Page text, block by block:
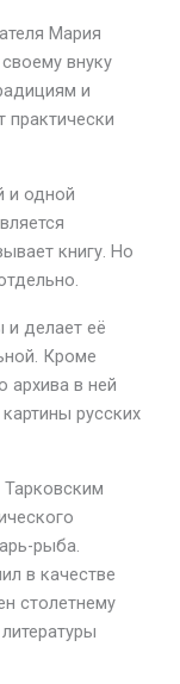
Мария
внуку
и
практически
и одной
книгу. Но
и делает её
Кроме
архива в ней
русских
рыба.
в качестве
столетнему